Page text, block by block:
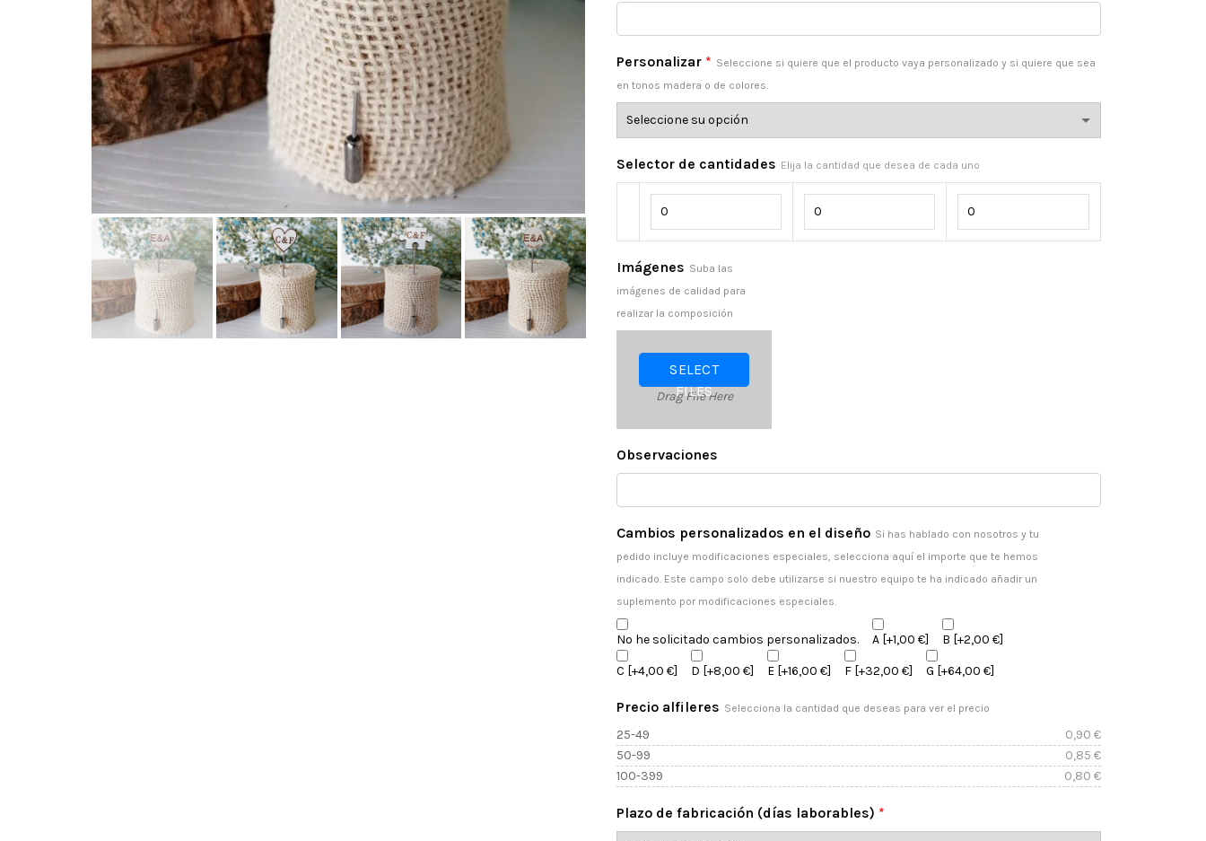
0,90 €
Personalizar * Seleccione si quiere que el producto vaya personalizado y si quiere que sea
en tonos madera o de colores.
Selector de cantidades Elija la cantidad que desea de cada uno
Imágenes Suba las
imágenes de calidad para
realizar la composición
SELECT
FILES
Drag File Here
Observaciones
Cambios personalizados en el diseño Si has hablado con nosotros y tu
pedido incluye modificaciones especiales, selecciona aquí el importe que te hemos
indicado. Este campo solo debe utilizarse si nuestro equipo te ha indicado añadir un
suplemento por modificaciones especiales.
No he solicitado cambios personalizados. A [+1,00 €] B [+2,00 €]
C [+4,00 €] D [+8,00 €] E [+16,00 €] F [+32,00 €] G [+64,00 €]
Precio alfileres Selecciona la cantidad que deseas para ver el precio
25-49 0,90 €
50-99
0,85 €
100-399
0,80 €
Plazo de fabricación (días laborables) *